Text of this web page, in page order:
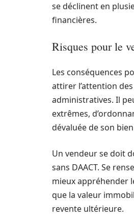
se déclinent en
financières.
Risques pour le
Les conséquences
attirer l’attention
administratives. Il
extrêmes,
dévaluée de son
Un vendeur se doit
sans DAACT. Se
mieux appréhender
que la valeur
revente ultérieure.